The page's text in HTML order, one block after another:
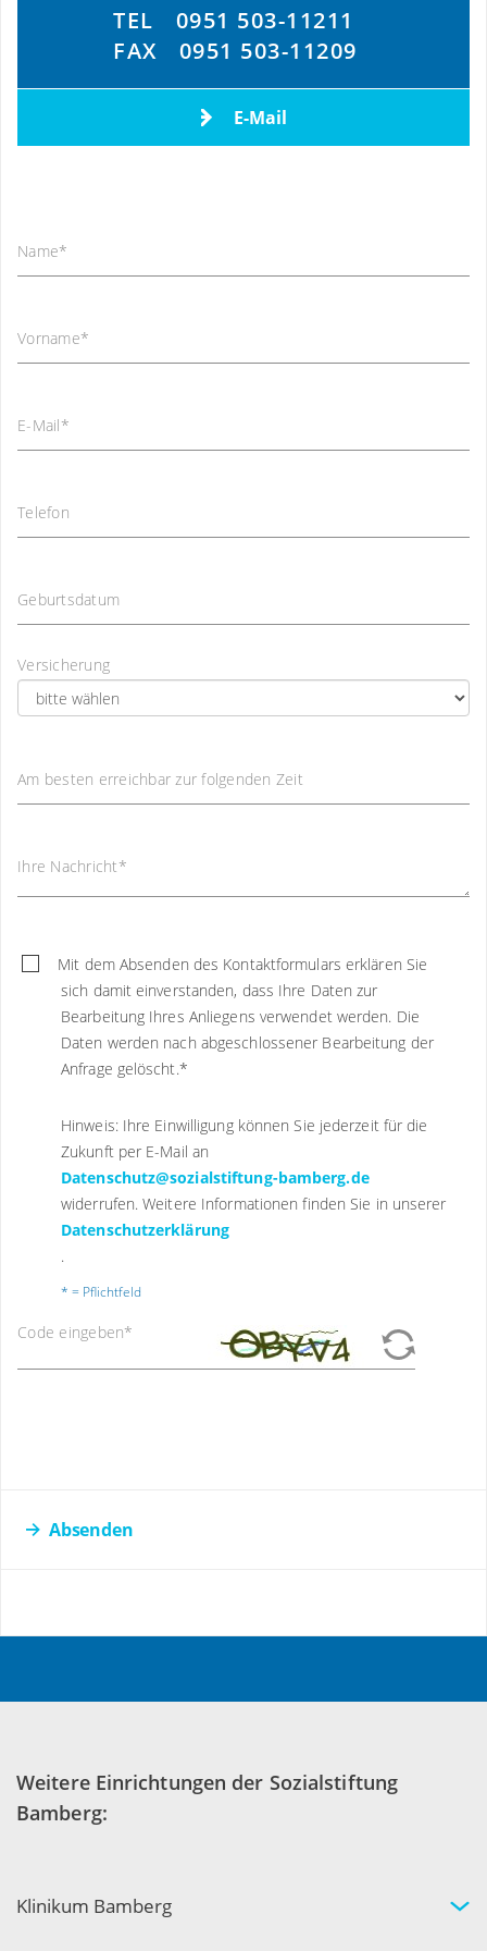
TEL
0951 503-11211
FAX
0951 503-11209
E-Mail
Name*
Vorname*
E-Mail*
Telefon
Geburtsdatum
Versicherung
Am besten erreichbar zur folgenden Zeit
Ihre Nachricht*
Mit dem Absenden des Kontaktformulars erklären Sie
sich damit einverstanden, dass Ihre Daten zur
Bearbeitung Ihres Anliegens verwendet werden. Die
Daten werden nach abgeschlossener Bearbeitung der
Anfrage gelöscht.*
Hinweis: Ihre Einwilligung können Sie jederzeit für die
Zukunft per E-Mail an
Datenschutz@sozialstiftung-bamberg.de
widerrufen. Weitere Informationen finden Sie in unserer
Datenschutzerklärung
.
* = Pflichtfeld
Code eingeben*
Absenden
Weitere Einrichtungen der Sozialstiftung
Bamberg:
Klinikum Bamberg